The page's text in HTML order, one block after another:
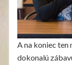
A na koniec ten
dokonalú